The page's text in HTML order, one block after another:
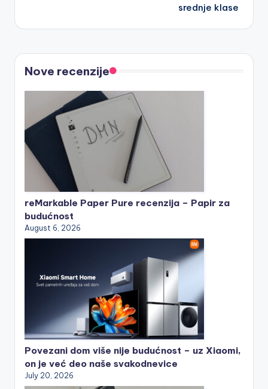
srednje klase
Nove recenzije
reMarkable Paper Pure recenzija – Papir za
budućnost
August 6, 2026
Povezani dom više nije budućnost – uz Xiaomi,
on je već deo naše svakodnevice
July 20, 2026